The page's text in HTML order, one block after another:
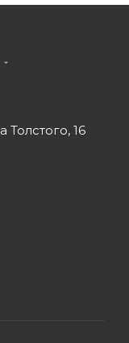
Толстого, 16